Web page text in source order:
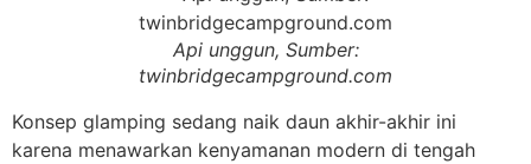
Api unggun, Sumber:
twinbridgecampground.com
Konsep glamping sedang naik daun akhir-akhir ini
karena menawarkan kenyamanan modern di tengah